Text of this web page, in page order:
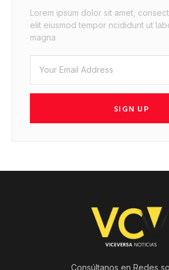
Lorem ipsum dolor sit amet,
elit eiusmod tempor ncididunt ut
magna
SIGN UP
Consúltanos en Redes